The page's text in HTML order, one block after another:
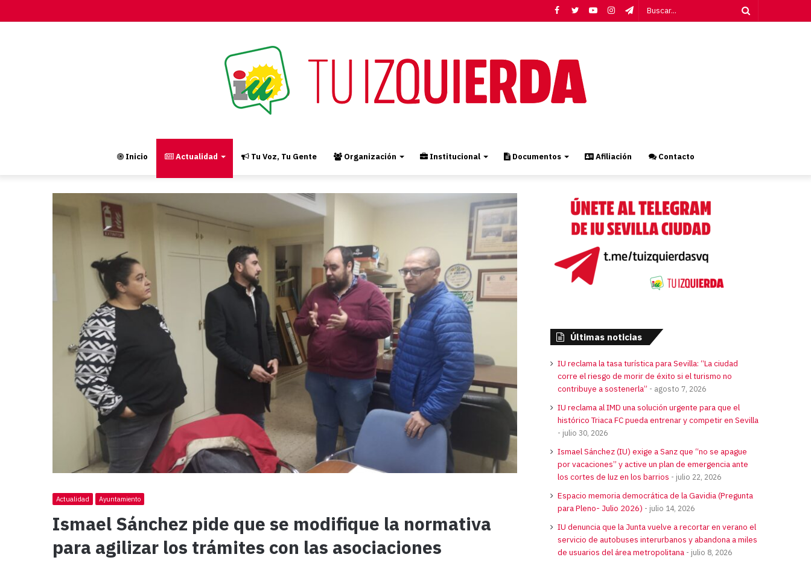
Telegram
Instagram
YouTube
Twitter
Facebook
Inicio Actualidad Tu Voz, Tu Gente Organización Institucional Documentos Afiliación Contacto
Actualidad Ayuntamiento
Ismael Sánchez pide que se modifique la normativa
para agilizar los trámites con las asociaciones
Últimas noticias
IU reclama la tasa turística para Sevilla: “La ciudad
corre el riesgo de morir de éxito si el turismo no
contribuye a sostenerla”
agosto 7, 2026
IU reclama al IMD una solución urgente para que el
histórico Triaca FC pueda entrenar y competir en Sevilla
julio 30, 2026
Ismael Sánchez (IU) exige a Sanz que “no se apague
por vacaciones” y active un plan de emergencia ante
los cortes de luz en los barrios
julio 22, 2026
Espacio memoria democrática de la Gavidia (Pregunta
para Pleno- Julio 2026)
julio 14, 2026
IU denuncia que la Junta vuelve a recortar en verano el
servicio de autobuses interurbanos y abandona a miles
de usuarios del área metropolitana
julio 8, 2026